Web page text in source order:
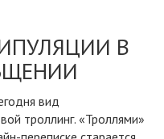
В
вид
троллинг. «Троллями»